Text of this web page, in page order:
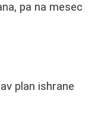
pa na mesec
plan ishrane